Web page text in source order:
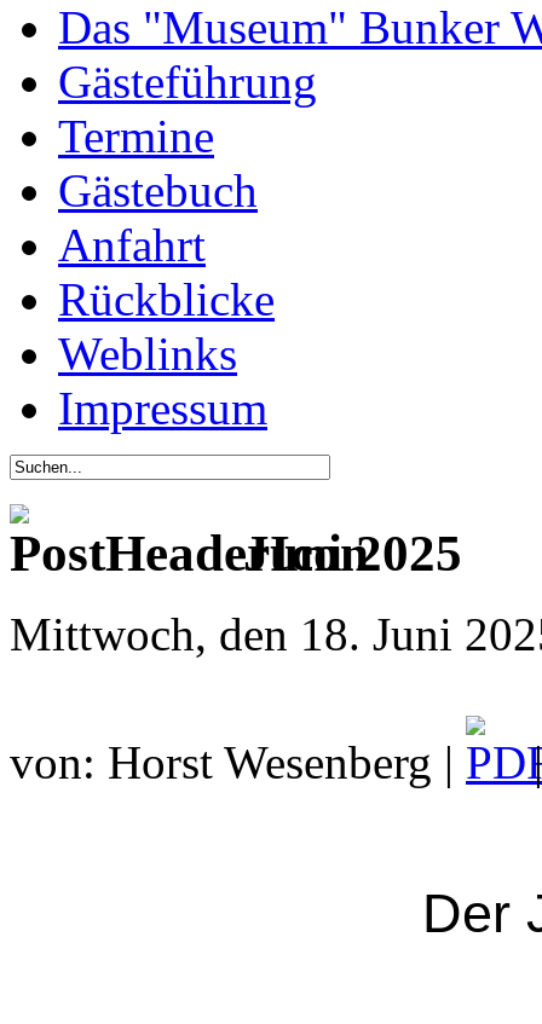
Das "Museum" Bunker
Gästeführung
Termine
Gästebuch
Anfahrt
Rückblicke
Weblinks
Impressum
Juni 2025
Mittwoch, den 18. Juni
von: Horst Wesenberg |
Der